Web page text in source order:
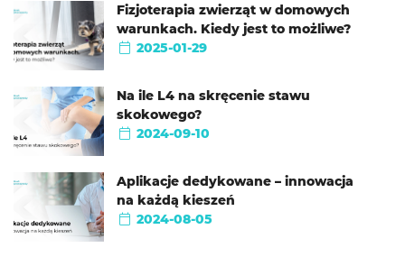
Fizjoterapia zwierząt w domowych
warunkach. Kiedy jest to możliwe?
2025-01-29
Na ile L4 na skręcenie stawu
skokowego?
2024-09-10
Aplikacje dedykowane – innowacja
na każdą kieszeń
2024-08-05